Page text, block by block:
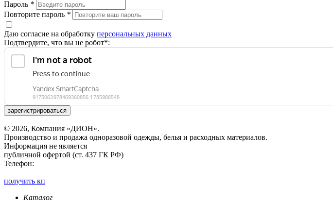
Пароль *
Повторите пароль *
Даю согласие на обработку персональных данных
Подтвердите, что вы не робот*:
зарегистрироваться
© 2026, Компания «ДИОН».
Производство и продажа одноразовой одежды, белья и расходных материалов.
Информация не является
публичной офертой (ст. 437 ГК РФ)
Телефон:
получить кп
Каталог